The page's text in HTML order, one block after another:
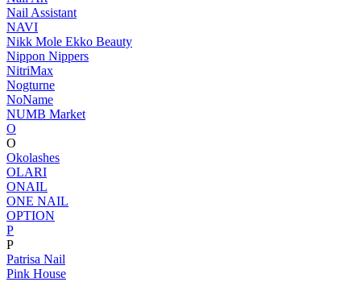
Nail Assistant
NAVI
Nikk Mole Ekko Beauty
Nippon Nippers
NitriMax
Nogturne
NoName
NUMB Market
O
O
Okolashes
OLARI
ONAIL
ONE NAIL
OPTION
P
P
Patrisa Nail
Pink House